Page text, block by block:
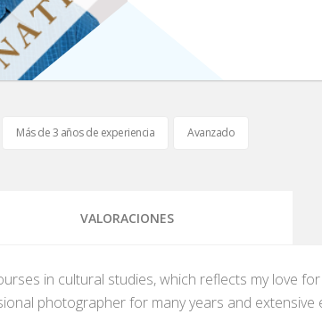
Más de 3 años de experiencia Avanzado
VALORACIONES
in cultural studies, which reflects my love
photographer for many years and extensive